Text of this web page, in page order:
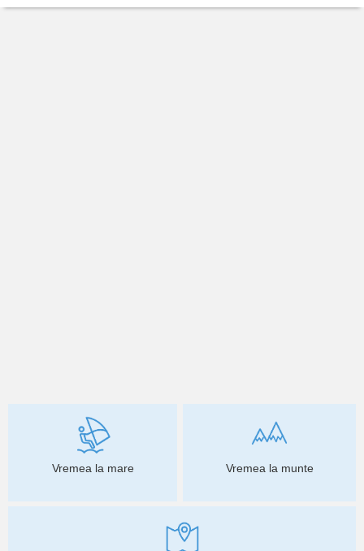
Vremea la mare Vremea la munte